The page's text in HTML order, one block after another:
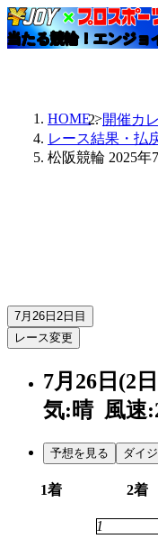
当たる競輪！エンジョ
HOME 開催カ
レース結果・払
松阪競輪 2025年
7月26日 2日目
レース変更
7月26日(2
気:晴 風速
予想を見る ダイ
1着 2着
1